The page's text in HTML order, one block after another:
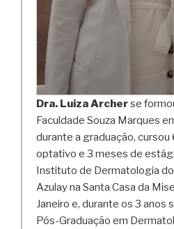
Dra. Luiza Archerse
Faculdade Souza Marques
durante a graduação,
optativo e 3 meses de
Instituto de Dermatologia
Azulay na Santa Casa da
Janeiro e, durante os 3 anos
Pós-Graduação em